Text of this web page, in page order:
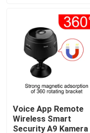
Fordern Sie ein Zitat
Intelligenter
WLAN-Smart-
Zigbee Smart
Voice App Remote
Wireless Smart
Security A9 Kamera